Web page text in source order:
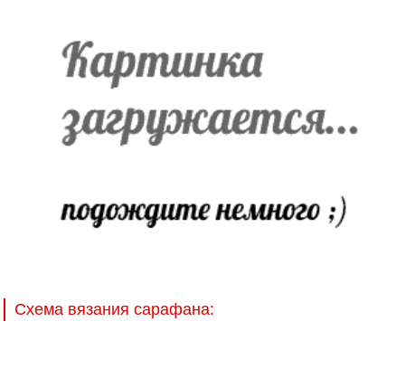
Схема вязания сарафана: